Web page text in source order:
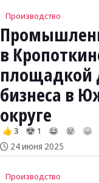
Производство
в
площадкой
бизнеса в
округе
👍 3 😍 1 😂 😢 😞
24 июня 2025
Производство